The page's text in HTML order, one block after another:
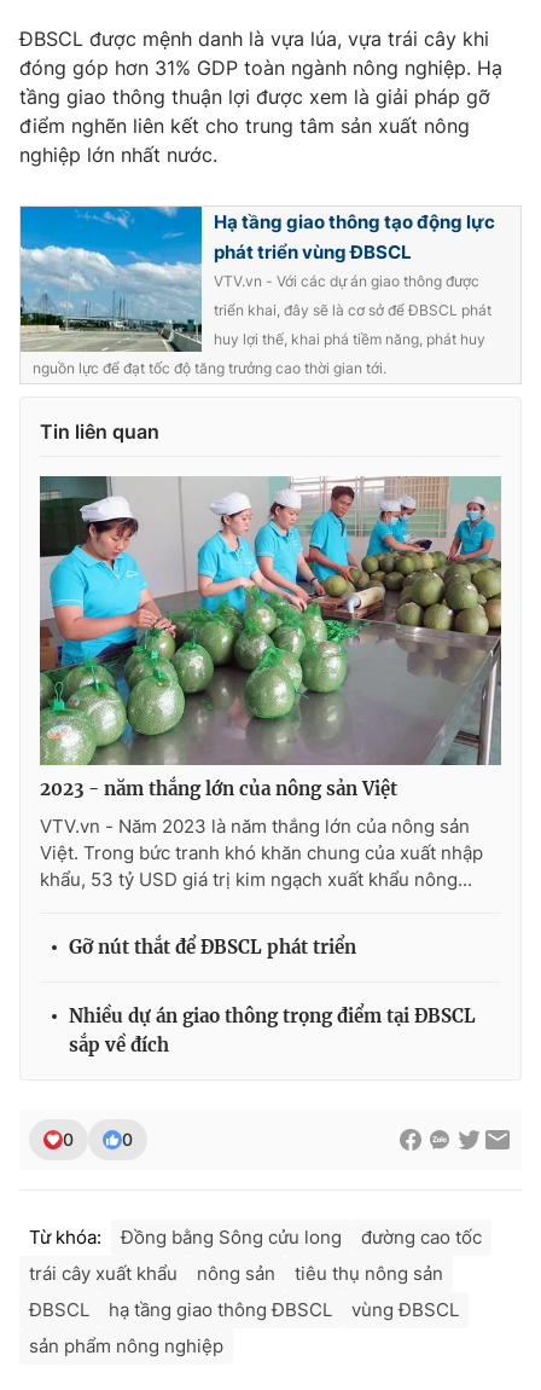
Email:toasoan@vtv.vn
Liên hệ quảng cáo:024-7300.7108
® Cấm sao chép dưới mọi hình thức nếu không có sự chấp
thuận bằng văn bản. Ghi rõ nguồn VTV.vn khi phát hành lại
ĐBSCL được mệnh danh là vựa lúa, vựa trái cây khi
đóng góp hơn 31% GDP toàn ngành nông nghiệp. Hạ
tầng giao thông thuận lợi được xem là giải pháp gỡ
điểm nghẽn liên kết cho trung tâm sản xuất nông
nghiệp lớn nhất nước.
Hạ tầng giao thông tạo động lực
phát triển vùng ĐBSCL
VTV.vn - Với các dự án giao thông được
triển khai, đây sẽ là cơ sở để ĐBSCL phát
huy lợi thế, khai phá tiềm năng, phát huy
nguồn lực để đạt tốc độ tăng trưởng cao thời gian tới.
Tin liên quan
2023 - năm thắng lớn của nông sản Việt
VTV.vn - Năm 2023 là năm thắng lớn của nông sản
Việt. Trong bức tranh khó khăn chung của xuất nhập
khẩu, 53 tỷ USD giá trị kim ngạch xuất khẩu nông...
Gỡ nút thắt để ĐBSCL phát triển
Nhiều dự án giao thông trọng điểm tại ĐBSCL
sắp về đích
0 0
Từ khóa: Đồng bằng Sông cửu long
đường cao tốc
trái cây xuất khẩu
nông sản
tiêu thụ nông sản
ĐBSCL
hạ tầng giao thông ĐBSCL
vùng ĐBSCL
sản phẩm nông nghiệp